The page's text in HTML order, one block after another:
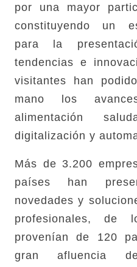
por una mayor
constituyendo un
para la
tendencias e
visitantes han
mano los
alimentación
digitalización y
Más de 3.200
países han
novedades y
profesionales, de
provenían de 120
gran afluencia